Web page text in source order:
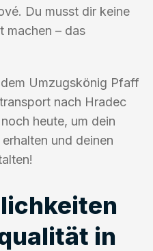
Du musst dir keine
machen – das
Umzugskönig Pfaff
nach Hradec
heute, um dein
und deinen
in